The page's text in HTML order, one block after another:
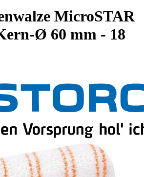
MicroSTAR
Ø 60 mm - 18